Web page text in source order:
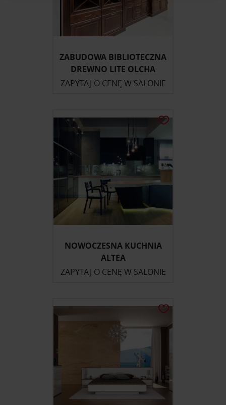
korzystasz z naszej witryny, udostępniamy partnerom
społecznościowym, reklamowym i analitycznym.
Partnerzy mogą połączyć te informacje z innymi danymi
korzystania z ich usług.ZABUDOWA BIBLIOTECZNA
DREWNO LITE OLCHA
ZAPYTAJ O CENĘ W SALONIE
NOWOCZESNA KUCHNIA
ALTEA
ZAPYTAJ O CENĘ W SALONIE